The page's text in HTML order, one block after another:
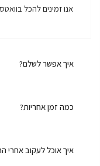
אנו זמינים להכל בוואטסאפ:
איך אפשר לשלם?
כמה זמן אחריות?
איך אוכל לעקוב אחרי